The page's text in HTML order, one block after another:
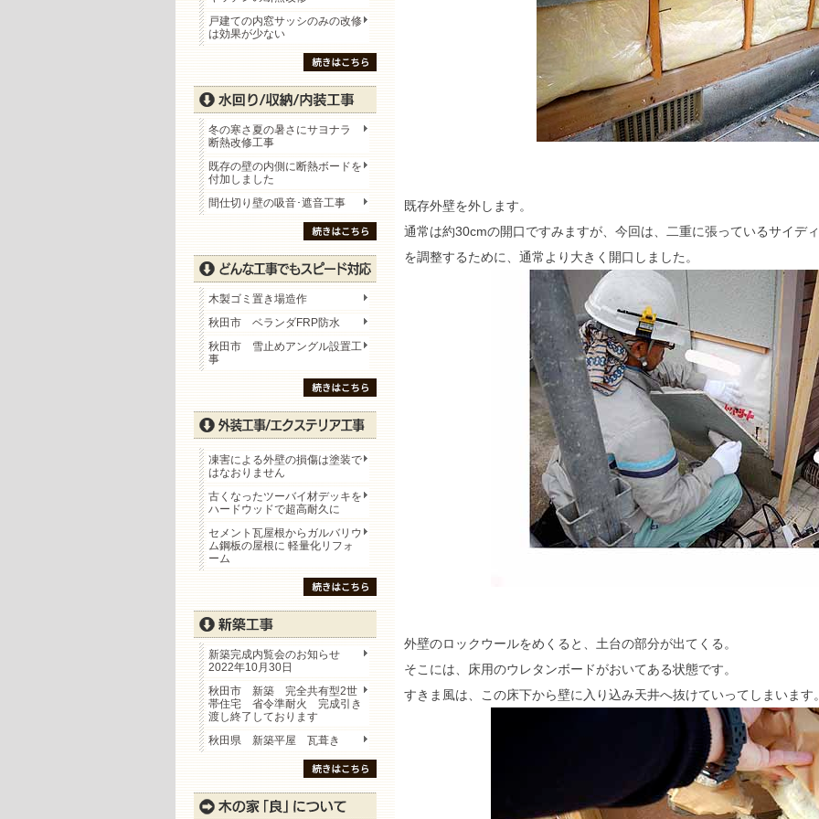
既存外壁を外します。
通常は約30cmの開口ですみますが、今回は、二重に張っているサイデ
を調整するために、通常より大きく開口しました。
外壁のロックウールをめくると、土台の部分が出てくる。
そこには、床用のウレタンボードがおいてある状態です。
すきま風は、この床下から壁に入り込み天井へ抜けていってしまいます
戸建ての内窓サッシのみの改修
は効果が少ない
冬の寒さ夏の暑さにサヨナラ
断熱改修工事
既存の壁の内側に断熱ボードを
付加しました
間仕切り壁の吸音･遮音工事
木製ゴミ置き場造作
秋田市 ベランダFRP防水
秋田市 雪止めアングル設置工
事
凍害による外壁の損傷は塗装で
はなおりません
古くなったツーバイ材デッキを
ハードウッドで超高耐久に
セメント瓦屋根からガルバリウ
ム鋼板の屋根に 軽量化リフォ
ーム
新築完成内覧会のお知らせ
2022年10月30日
秋田市 新築 完全共有型2世
帯住宅 省令準耐火 完成引き
渡し終了しております
秋田県 新築平屋 瓦葺き